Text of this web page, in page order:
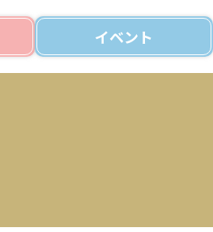
イベント